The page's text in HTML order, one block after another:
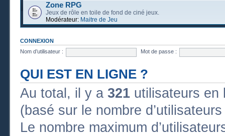
Zone RPG
Jeux de rôle en toile de fond de ciné jeux.
Modérateur: Maitre de Jeu
CONNEXION
Nom d’utilisateur :
Mot de passe :
QUI EST EN LIGNE ?
Au total, il y a 321 utilisateurs en
(basé sur le nombre
Le nombre maximum